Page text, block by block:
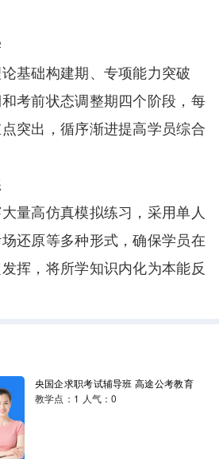
础构建期、专项能力突破
考前状态调整期四个阶段，每
突出，循序渐进提高学员综合
高仿真模拟练习，采用单人
还原等多种形式，确保学员在
挥，将所学知识内化为本能反
央国企求职考试辅导班 高途公考教育
教学点：1 人气：0